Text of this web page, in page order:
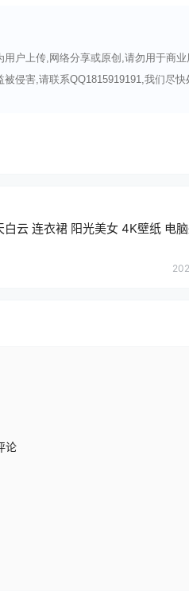
用户上传,网络分享或原创,请勿用于商业
被侵害,请联系QQ1815919191,我们尽快
白云 连衣裙 阳光美女 4K壁纸 电
论